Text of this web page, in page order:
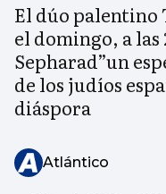
El dúo palentino
el domingo, a las
Sepharad”un
de los judíos
diáspora
Atlántico